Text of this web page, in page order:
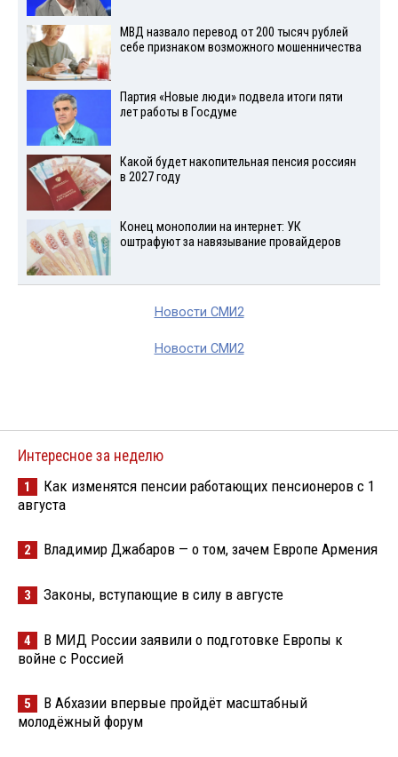
МВД назвало перевод от 200 тысяч рублей
себе признаком возможного мошенничества
Партия «Новые люди» подвела итоги пяти
лет работы в Госдуме
Какой будет накопительная пенсия россиян
в 2027 году
Конец монополии на интернет: УК
оштрафуют за навязывание провайдеров
Новости СМИ2
Новости СМИ2
Интересное за неделю
1
Как изменятся пенсии работающих пенсионеров с 1
августа
2 Владимир Джабаров — о том, зачем Европе Армения
3 Законы, вступающие в силу в августе
4
В МИД России заявили о подготовке Европы к
войне с Россией
5
В Абхазии впервые пройдёт масштабный
молодёжный форум